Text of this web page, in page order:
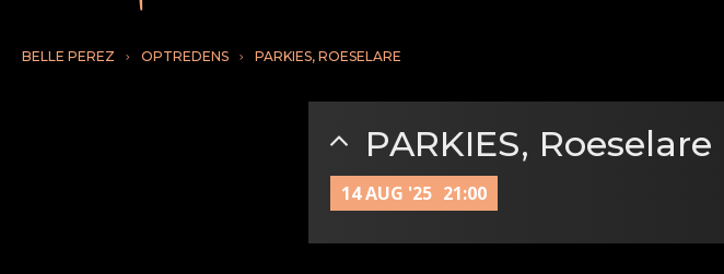
BELLE PEREZ OPTREDENS PARKIES, ROESELARE
PARKIES, Roeselare
14 AUG '25 21:00